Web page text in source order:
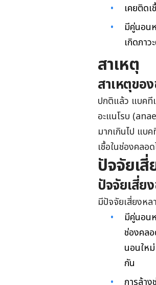
เคยติด
มีคู่นอน
เกิดภา
สาเหตุ
สาเหตุขอ
ปกติแล้ว แบคที
อะแนโรบ
มากเกินไป แบ
เชื้อในช่องคลอ
ปัจจัยเสี่
ปัจจัยเสี่ย
มีปัจจัยเสี่ยงหล
มีคู่นอน
ช่องคล
นอนให
กัน